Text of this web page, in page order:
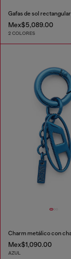
Mex$5,089.00
2 COLORES
Charm metálico con
Mex$1,090.00
AZUL